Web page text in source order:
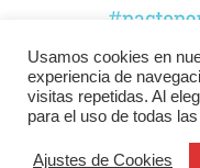
Facebook
YouTube
Usamos cookies en
experiencia de
visitas repetidas. Al
para el uso de todas
Ajustes de Cookies